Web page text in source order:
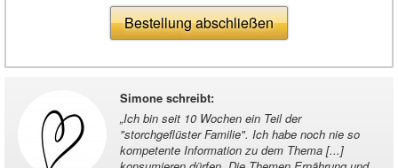
Bestellung abschließen
Simone schreibt:
„Ich bin seit 10 Wochen ein Teil der
"storchgeflüster Familie". Ich habe noch nie so
kompetente Information zu dem Thema [...]